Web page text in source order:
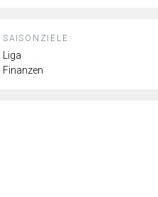
SAISONZIELE:
Liga
Finanzen